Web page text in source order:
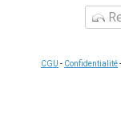
CGU - Confidentialité